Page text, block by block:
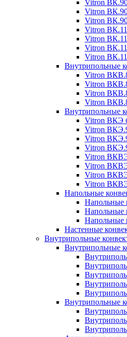
Vitron
Vitron
Vitron
Vitron
Vitron
Vitron
Vitron
Внутрипольные
Vitron
Vitron
Vitron
Vitron
Внутрипольные
Vitron ВКЭ
Vitron
Vitron
Vitron
Vitron ВКВЭ
Vitron
Vitron
Vitron
Напольные
Напольные
Напольные
Напольные
Настенные
Внутрипольные
Внутрипольные
Внутрипольные